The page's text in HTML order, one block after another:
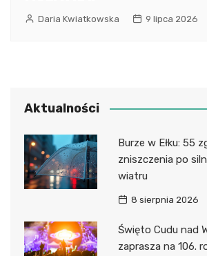
Daria Kwiatkowska 9 lipca 2026
Aktualności
Burze w Ełku: 55
zniszczenia po
wiatru
8 sierpnia 2026
Święto Cudu nad
zaprasza na 106.